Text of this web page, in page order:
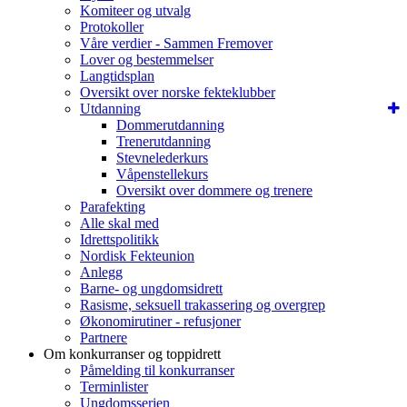
Komiteer og utvalg
Protokoller
Våre verdier - Sammen Fremover
Lover og bestemmelser
Langtidsplan
Oversikt over norske fekteklubber
Utdanning
Dommerutdanning
Trenerutdanning
Stevnelederkurs
Våpenstellekurs
Oversikt over dommere og trenere
Parafekting
Alle skal med
Idrettspolitikk
Nordisk Fekteunion
Anlegg
Barne- og ungdomsidrett
Rasisme, seksuell trakassering og overgrep
Økonomirutiner - refusjoner
Partnere
Om konkurranser og toppidrett
Påmelding til konkurranser
Terminlister
Ungdomsserien